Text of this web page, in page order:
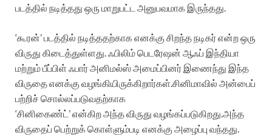
படத்தில் நடித்தது ஒரு மாறுபட்ட அனுபவமாக இருந்தது.
‘கூரன்’ படத்தில் நடித்ததற்காக எனக்கு சிறந்த நடிகர் என்ற ஒரு
விருது கிடைத்துள்ளது. ஃபிலிம் பெடரேஷன் ஆஃப் இந்தியா
மற்றும் பீப்பிள் ஃபார் அனிமல்ஸ் அமைப்பினர் இணைந்து இந்த
விருதை எனக்கு வழங்கியிருக்கிறார்கள்.சினிமாவில் அன்பைப்
பற்றிச் சொல்லப்படுவதற்காக
‘சினிகைண்ட்’ என்கிற அந்த விருது வழங்கப்படுகிறது.அந்த
விருதைப் பெற்றுக் கொள்ளும்படி எனக்கு அழைப்பு வந்தது.